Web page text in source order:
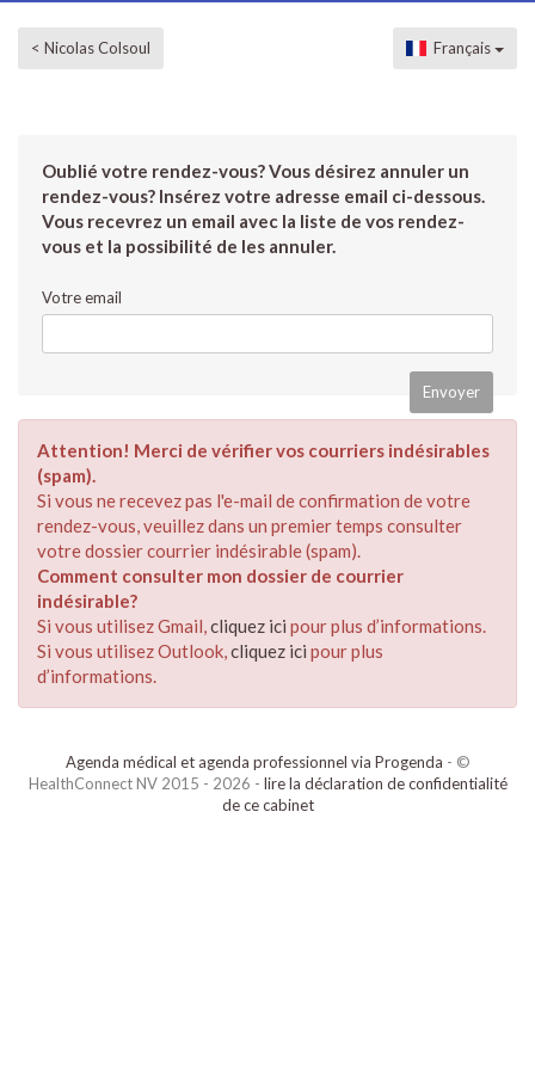
< Nicolas Colsoul Français
Oublié votre rendez-vous? Vous désirez annuler un
rendez-vous? Insérez votre adresse email ci-dessous.
Vous recevrez un email avec la liste de vos rendez-
vous et la possibilité de les annuler.
Votre email
Attention! Merci de vérifier vos courriers indésirables
(spam).
Si vous ne recevez pas l'e-mail de confirmation de votre
rendez-vous, veuillez dans un premier temps consulter
votre dossier courrier indésirable (spam).
Comment consulter mon dossier de courrier
indésirable?
Si vous utilisez Gmail,cliquez ici pour plus d’informations.
Si vous utilisez Outlook,cliquez ici pour plus
d’informations.
Agenda médical et agenda professionnel via Progenda - ©
HealthConnect NV 2015 - 2026 - lire la déclaration de confidentialité
de ce cabinet